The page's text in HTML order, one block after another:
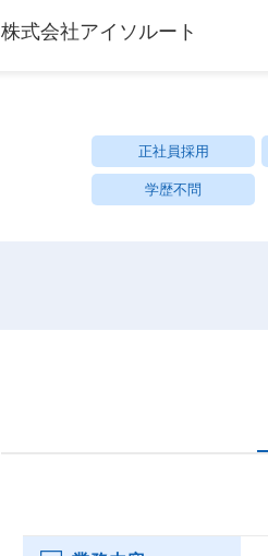
株式会社アイソルート
正社員採用
学歴不問